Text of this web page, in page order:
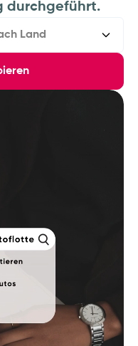
durchgeführt.
Land